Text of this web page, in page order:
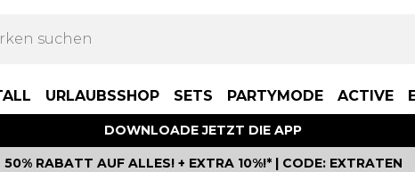
URLAUBSSHOP SETS PARTYMODE ACTIVE
DOWNLOADE JETZT DIE APP
50% RABATT AUF ALLES! + EXTRA 10%!* | CODE: EXTRATEN